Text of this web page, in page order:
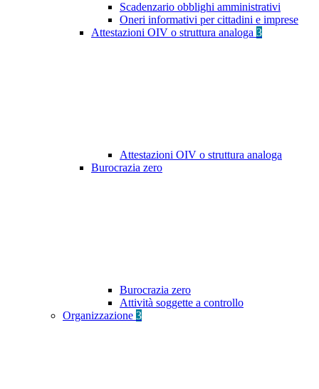
Scadenzario obblighi amministrativi
Oneri informativi per cittadini e imprese
Attestazioni OIV o struttura analoga 3
Attestazioni OIV o struttura analoga
Burocrazia zero
Burocrazia zero
Attività soggette a controllo
Organizzazione 3